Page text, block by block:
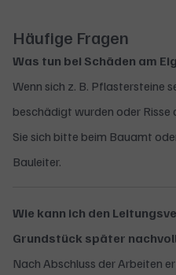
Häufige Fragen
Was tun bei Schäden am
Wenn sich z. B. Pflastersteine
beschädigt wurden oder
Sie sich bitte beim Bauamt
Bauleiter.
Wie kann ich den
Grundstück später
Nach Abschluss der Arbeiten